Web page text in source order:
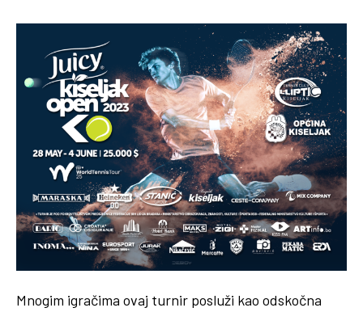
Mnogim igračima ovaj turnir posluži kao odskočna